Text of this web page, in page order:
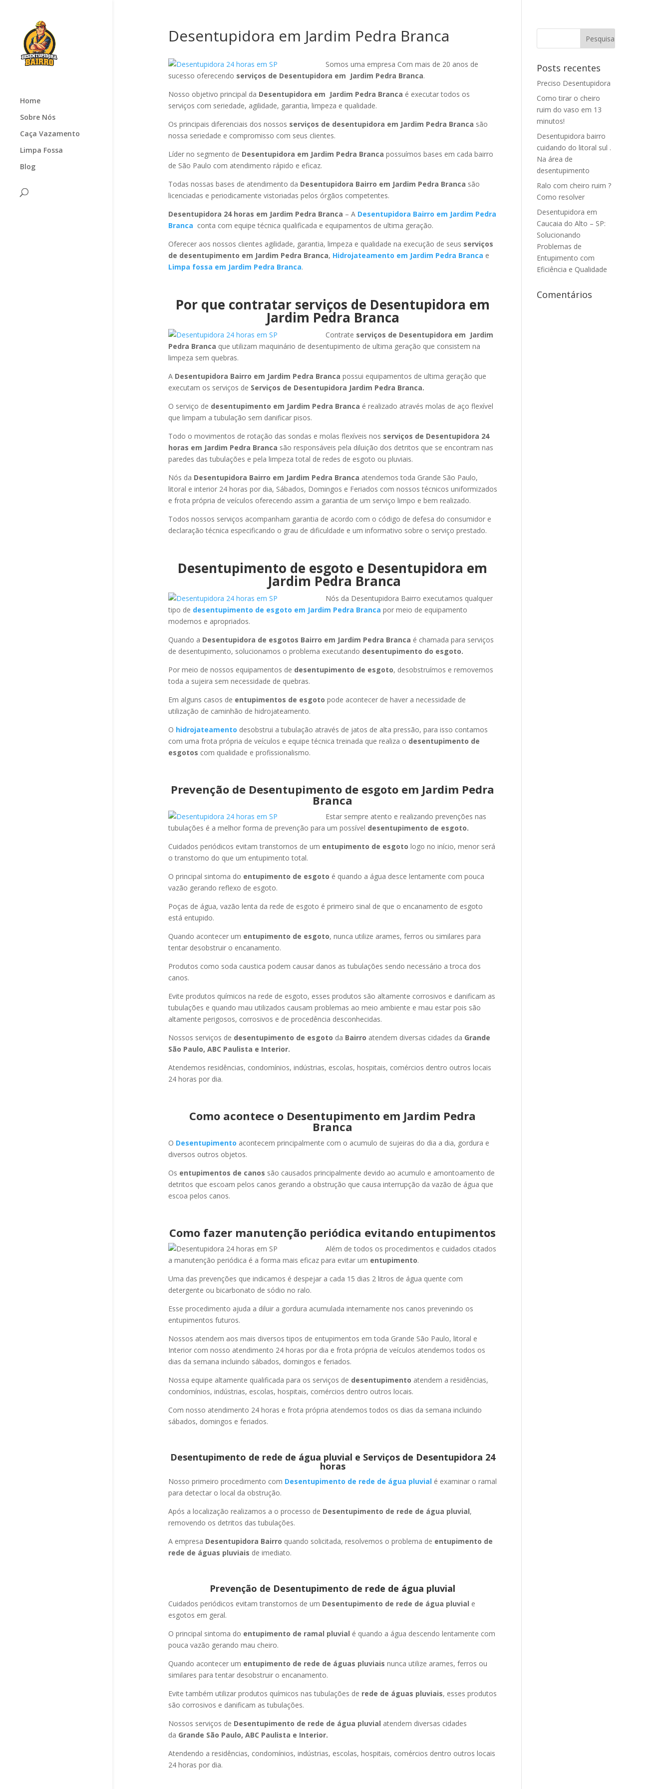
Home
Sobre Nós
Caça Vazamento
Limpa Fossa
Blog
Desentupidora em Jardim Pedra Branca
Somos uma empresa Com mais de 20 anos de
sucesso oferecendo serviços de Desentupidora em Jardim Pedra Branca.
Nosso objetivo principal da Desentupidora em Jardim Pedra Branca é executar todos os
serviços com seriedade, agilidade, garantia, limpeza e qualidade.
Os principais diferenciais dos nossos serviços de desentupidora em Jardim Pedra Branca são
nossa seriedade e compromisso com seus clientes.
Líder no segmento de Desentupidora em Jardim Pedra Branca possuímos bases em cada bairro
de São Paulo com atendimento rápido e eficaz.
Todas nossas bases de atendimento da Desentupidora Bairro em Jardim Pedra Branca são
licenciadas e periodicamente vistoriadas pelos órgãos competentes.
Desentupidora 24 horas em Jardim Pedra Branca – A Desentupidora Bairro em Jardim Pedra
Branca conta com equipe técnica qualificada e equipamentos de ultima geração.
Oferecer aos nossos clientes agilidade, garantia, limpeza e qualidade na execução de seus serviços
de desentupimento em Jardim Pedra Branca, Hidrojateamento em Jardim Pedra Branca e
Limpa fossa em Jardim Pedra Branca.
Por que contratar serviços de Desentupidora em
Jardim Pedra Branca
Contrate serviços de Desentupidora em Jardim
Pedra Branca que utilizam maquinário de desentupimento de ultima geração que consistem na
limpeza sem quebras.
A Desentupidora Bairro em Jardim Pedra Branca possui equipamentos de ultima geração que
executam os serviços de Serviços de Desentupidora Jardim Pedra Branca.
O serviço de desentupimento em Jardim Pedra Branca é realizado através molas de aço flexível
que limpam a tubulação sem danificar pisos.
Todo o movimentos de rotação das sondas e molas flexíveis nos serviços de Desentupidora 24
horas em Jardim Pedra Branca são responsáveis pela diluição dos detritos que se encontram nas
paredes das tubulações e pela limpeza total de redes de esgoto ou pluviais.
Nós da Desentupidora Bairro em Jardim Pedra Branca atendemos toda Grande São Paulo,
litoral e interior 24 horas por dia, Sábados, Domingos e Feriados com nossos técnicos uniformizados
e frota própria de veículos oferecendo assim a garantia de um serviço limpo e bem realizado.
Todos nossos serviços acompanham garantia de acordo com o código de defesa do consumidor e
declaração técnica especificando o grau de dificuldade e um informativo sobre o serviço prestado.
Desentupimento de esgoto e Desentupidora em
Jardim Pedra Branca
Nós da Desentupidora Bairro executamos qualquer
tipo de desentupimento de esgoto em Jardim Pedra Branca por meio de equipamento
modernos e apropriados.
Quando a Desentupidora de esgotos Bairro em Jardim Pedra Branca é chamada para serviços
de desentupimento, solucionamos o problema executando desentupimento do esgoto.
Por meio de nossos equipamentos de desentupimento de esgoto, desobstruímos e removemos
toda a sujeira sem necessidade de quebras.
Em alguns casos de entupimentos de esgoto pode acontecer de haver a necessidade de
utilização de caminhão de hidrojateamento.
O hidrojateamento desobstrui a tubulação através de jatos de alta pressão, para isso contamos
com uma frota própria de veículos e equipe técnica treinada que realiza o desentupimento de
esgotos com qualidade e profissionalismo.
Prevenção de Desentupimento de esgoto em Jardim Pedra
Branca
Estar sempre atento e realizando prevenções nas
tubulações é a melhor forma de prevenção para um possível desentupimento de esgoto.
Cuidados periódicos evitam transtornos de um entupimento de esgoto logo no início, menor será
o transtorno do que um entupimento total.
O principal sintoma do entupimento de esgoto é quando a água desce lentamente com pouca
vazão gerando reflexo de esgoto.
Poças de água, vazão lenta da rede de esgoto é primeiro sinal de que o encanamento de esgoto
está entupido.
Quando acontecer um entupimento de esgoto, nunca utilize arames, ferros ou similares para
tentar desobstruir o encanamento.
Produtos como soda caustica podem causar danos as tubulações sendo necessário a troca dos
canos.
Evite produtos químicos na rede de esgoto, esses produtos são altamente corrosivos e danificam as
tubulações e quando mau utilizados causam problemas ao meio ambiente e mau estar pois são
altamente perigosos, corrosivos e de procedência desconhecidas.
Nossos serviços de desentupimento de esgoto da Bairro atendem diversas cidades da Grande
São Paulo, ABC Paulista e Interior.
Atendemos residências, condomínios, indústrias, escolas, hospitais, comércios dentro outros locais
24 horas por dia.
Como acontece o Desentupimento em Jardim Pedra
Branca
O Desentupimento acontecem principalmente com o acumulo de sujeiras do dia a dia, gordura e
diversos outros objetos.
Os entupimentos de canos são causados principalmente devido ao acumulo e amontoamento de
detritos que escoam pelos canos gerando a obstrução que causa interrupção da vazão de água que
escoa pelos canos.
Como fazer manutenção periódica evitando entupimentos
Além de todos os procedimentos e cuidados citados
a manutenção periódica é a forma mais eficaz para evitar um entupimento.
Uma das prevenções que indicamos é despejar a cada 15 dias 2 litros de água quente com
detergente ou bicarbonato de sódio no ralo.
Esse procedimento ajuda a diluir a gordura acumulada internamente nos canos prevenindo os
entupimentos futuros.
Nossos atendem aos mais diversos tipos de entupimentos em toda Grande São Paulo, litoral e
Interior com nosso atendimento 24 horas por dia e frota própria de veículos atendemos todos os
dias da semana incluindo sábados, domingos e feriados.
Nossa equipe altamente qualificada para os serviços de desentupimento atendem a residências,
condomínios, indústrias, escolas, hospitais, comércios dentro outros locais.
Com nosso atendimento 24 horas e frota própria atendemos todos os dias da semana incluindo
sábados, domingos e feriados.
Desentupimento de rede de água pluvial e Serviços de Desentupidora 24
horas
Nosso primeiro procedimento com Desentupimento de rede de água pluvialé examinar o ramal
para detectar o local da obstrução.
Após a localização realizamos a o processo de Desentupimento de rede de água pluvial,
removendo os detritos das tubulações.
A empresa Desentupidora Bairro quando solicitada, resolvemos o problema de entupimento de
rede de águas pluviais de imediato.
Prevenção de Desentupimento de rede de água pluvial
Cuidados periódicos evitam transtornos de um Desentupimento de rede de água pluvial e
esgotos em geral.
O principal sintoma do entupimento de ramal pluvial é quando a água descendo lentamente com
pouca vazão gerando mau cheiro.
Quando acontecer um entupimento de rede de águas pluviais nunca utilize arames, ferros ou
similares para tentar desobstruir o encanamento.
Evite também utilizar produtos químicos nas tubulações de rede de águas pluviais, esses produtos
são corrosivos e danificam as tubulações.
Nossos serviços de Desentupimento de rede de água pluvial atendem diversas cidades
da Grande São Paulo, ABC Paulista e Interior.
Atendendo a residências, condomínios, indústrias, escolas, hospitais, comércios dentro outros locais
24 horas por dia.
Posts recentes
Preciso Desentupidora
Como tirar o cheiro
ruim do vaso em 13
minutos!
Desentupidora bairro
cuidando do litoral sul .
Na área de
desentupimento
Ralo com cheiro ruim ?
Como resolver
Desentupidora em
Caucaia do Alto – SP:
Solucionando
Problemas de
Entupimento com
Eficiência e Qualidade
Comentários